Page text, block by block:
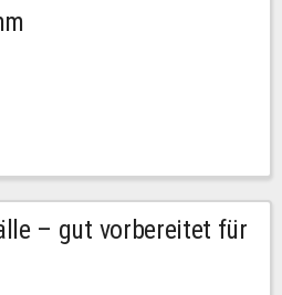
– gut vorbereitet für